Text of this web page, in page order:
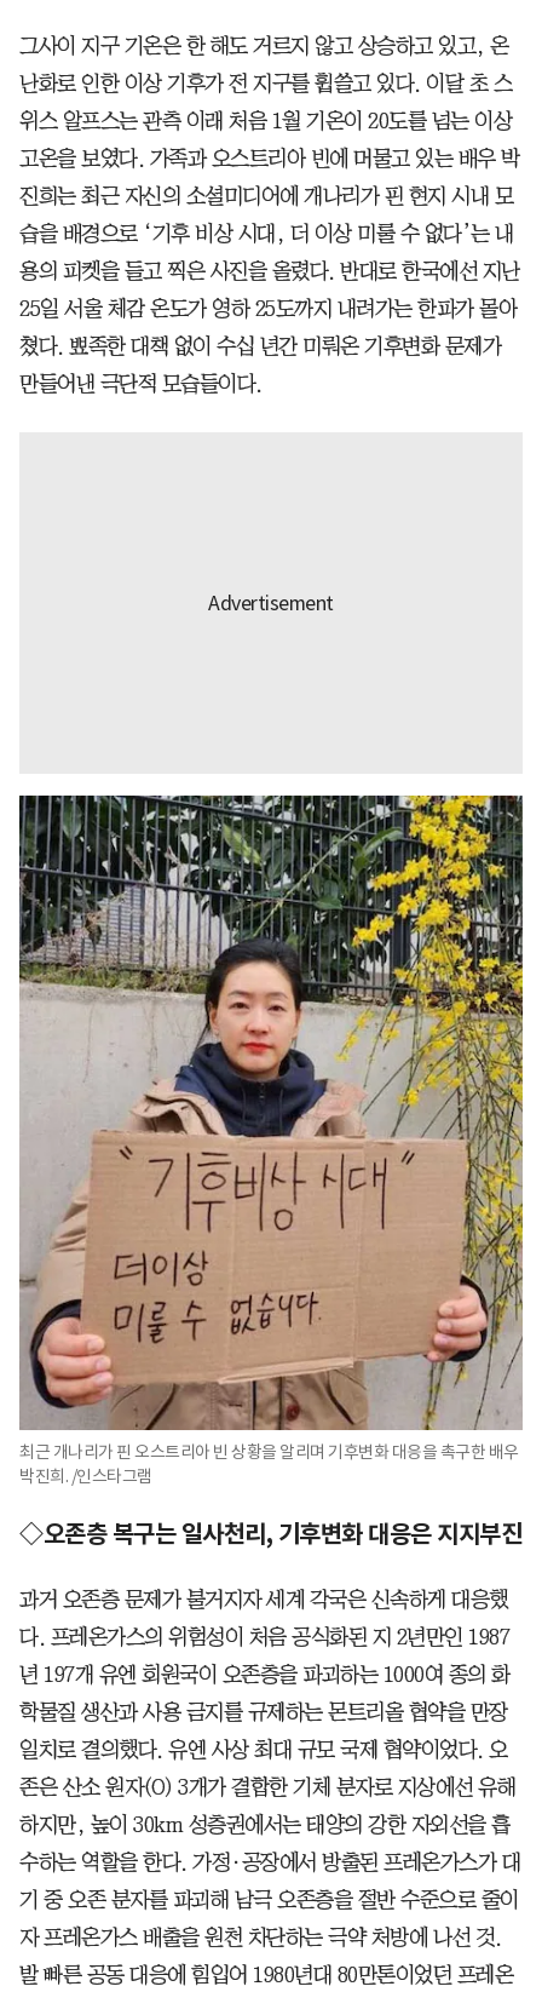
그사이 지구 기온은 한 해도 거르지 않고 상승하고 있고, 온
난화로 인한 이상 기후가 전 지구를 휩쓸고 있다. 이달 초 스
위스 알프스는 관측 이래 처음 1월 기온이 20도를 넘는 이상
고온을 보였다. 가족과 오스트리아 빈에 머물고 있는 배우 박
진희는 최근 자신의 소셜미디어에 개나리가 핀 현지 시내 모
습을 배경으로 ‘기후 비상 시대, 더 이상 미룰 수 없다’는 내
용의 피켓을 들고 찍은 사진을 올렸다. 반대로 한국에선 지난
25일 서울 체감 온도가 영하 25도까지 내려가는 한파가 몰아
쳤다. 뾰족한 대책 없이 수십 년간 미뤄온 기후변화 문제가
만들어낸 극단적 모습들이다.
최근 개나리가 핀 오스트리아 빈 상황을 알리며 기후변화 대응을 촉구한 배우
박진희. /인스타그램
◇오존층 복구는 일사천리, 기후변화 대응은 지지부진
과거 오존층 문제가 불거지자 세계 각국은 신속하게 대응했
다. 프레온가스의 위험성이 처음 공식화된 지 2년만인 1987
년 197개 유엔 회원국이 오존층을 파괴하는 1000여 종의 화
학물질 생산과 사용 금지를 규제하는 몬트리올 협약을 만장
일치로 결의했다. 유엔 사상 최대 규모 국제 협약이었다. 오
존은 산소 원자(O) 3개가 결합한 기체 분자로 지상에선 유해
하지만, 높이 30km 성층권에서는 태양의 강한 자외선을 흡
수하는 역할을 한다. 가정·공장에서 방출된 프레온가스가 대
기 중 오존 분자를 파괴해 남극 오존층을 절반 수준으로 줄이
자 프레온가스 배출을 원천 차단하는 극약 처방에 나선 것.
발 빠른 공동 대응에 힘입어 1980년대 80만톤이었던 프레온